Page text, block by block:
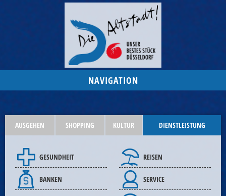
NAVIGATION
AUSGEHEN SHOPPING KULTUR DIENSTLEISTUNG
GESUNDHEIT
BANKEN
REISEN
SERVICE